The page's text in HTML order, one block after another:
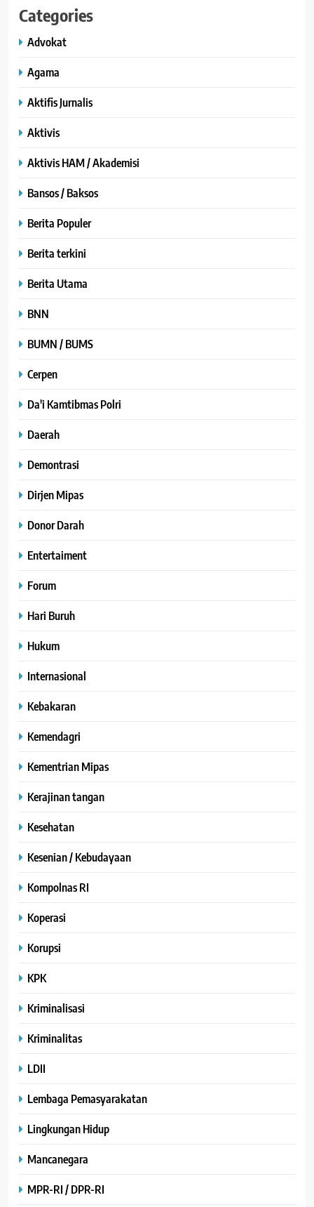
Categories
Advokat
Agama
Aktifis Jurnalis
Aktivis
Aktivis HAM / Akademisi
Bansos / Baksos
Berita Populer
Berita terkini
Berita Utama
BNN
BUMN / BUMS
Cerpen
Da'i Kamtibmas Polri
Daerah
Demontrasi
Dirjen Mipas
Donor Darah
Entertaiment
Forum
Hari Buruh
Hukum
Internasional
Kebakaran
Kemendagri
Kementrian Mipas
Kerajinan tangan
Kesehatan
Kesenian / Kebudayaan
Kompolnas RI
Koperasi
Korupsi
KPK
Kriminalisasi
Kriminalitas
LDII
Lembaga Pemasyarakatan
Lingkungan Hidup
Mancanegara
MPR-RI / DPR-RI